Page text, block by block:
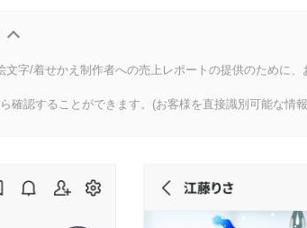
文字/着せかえ制作者への売上レポートの提供のために、
確認することができます。(お客様を直接識別可能な情